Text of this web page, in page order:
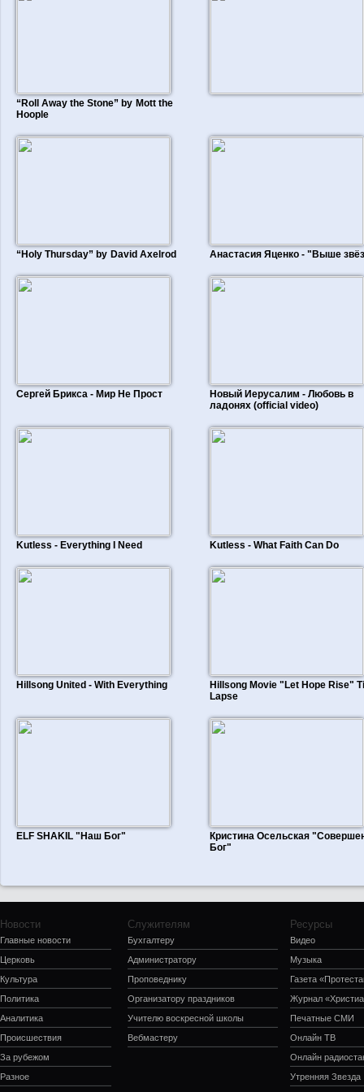
“Roll Away the Stone” by Mott the
Hoople
“Holy Thursday” by David Axelrod Анастасия Яценко - "Выше
Сергей Брикса - Мир Не Прост
Новый Иерусалим - Любовь в
ладонях (official video)
Kutless - Everything I Need Kutless - What Faith Can Do
Hillsong United - With Everything
Hillsong Movie "Let Hope Rise"
Lapse
ELF SHAKIL "Наш Бог"
Кристина Осельская
Бог"
Новости
Главные новости
Церковь
Культура
Политика
Аналитика
Происшествия
За рубежом
Разное
Служителям
Бухгалтеру
Администратору
Проповеднику
Организатору праздников
Учителю воскресной школы
Вебмастеру
Ресурсы
Видео
Музыка
Газета
Журнал
Печатные СМИ
Онлайн ТВ
Онлайн
Утренняя Звезда